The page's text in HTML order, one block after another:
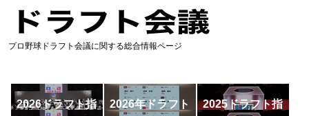
プロ野球ドラフト会議に関する総合情報ページ
2026ドラフト指
2026年ドラフト
2025ドラフト指